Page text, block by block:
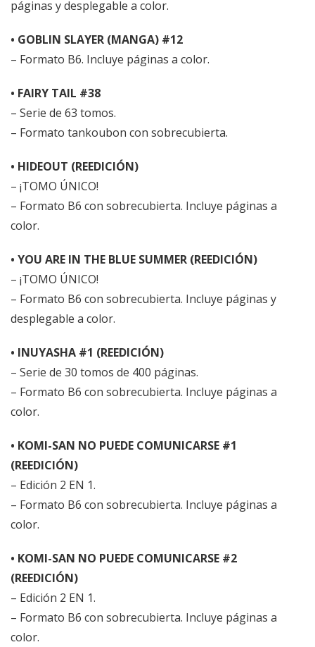
páginas y desplegable a color.
• GOBLIN SLAYER (MANGA) #12
– Formato B6. Incluye páginas a color.
• FAIRY TAIL #38
– Serie de 63 tomos.
– Formato tankoubon con sobrecubierta.
• HIDEOUT (REEDICIÓN)
– ¡TOMO ÚNICO!
– Formato B6 con sobrecubierta. Incluye páginas a
color.
• YOU ARE IN THE BLUE SUMMER (REEDICIÓN)
– ¡TOMO ÚNICO!
– Formato B6 con sobrecubierta. Incluye páginas y
desplegable a color.
• INUYASHA #1 (REEDICIÓN)
– Serie de 30 tomos de 400 páginas.
– Formato B6 con sobrecubierta. Incluye páginas a
color.
• KOMI-SAN NO PUEDE COMUNICARSE #1
(REEDICIÓN)
– Edición 2 EN 1.
– Formato B6 con sobrecubierta. Incluye páginas a
color.
• KOMI-SAN NO PUEDE COMUNICARSE #2
(REEDICIÓN)
– Edición 2 EN 1.
– Formato B6 con sobrecubierta. Incluye páginas a
color.